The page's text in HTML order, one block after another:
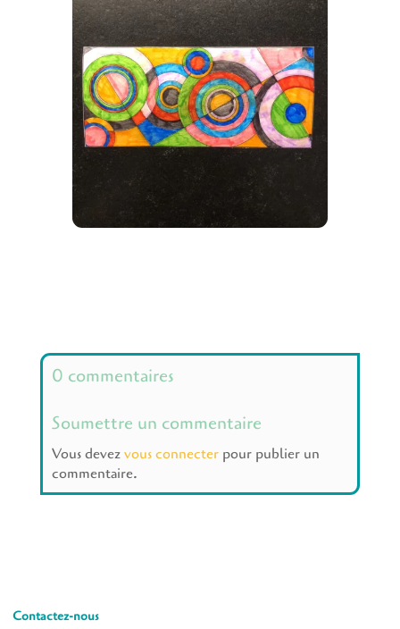
0 commentaires
Soumettre un commentaire
Vous devezvous connecterpour publier un
commentaire.
Contactez-nous